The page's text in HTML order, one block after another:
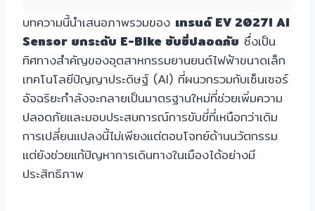
บทความนี้นำเสนอภาพรวมของ เทรนด์ EV 2027! AI
Sensor ยกระดับ E-Bike ขับขี่ปลอดภัย ซึ่งเป็น
ทิศทางสำคัญของอุตสาหกรรมยานยนต์ไฟฟ้าขนาดเล็ก
เทคโนโลยีปัญญาประดิษฐ์ (AI) ที่ผนวกรวมกับเซ็นเซอร์
อัจฉริยะกำลังจะกลายเป็นมาตรฐานใหม่ที่ช่วยเพิ่มความ
ปลอดภัยและมอบประสบการณ์การขับขี่ที่เหนือกว่าเดิม
การเปลี่ยนแปลงนี้ไม่เพียงแต่ตอบโจทย์ด้านนวัตกรรม
แต่ยังช่วยแก้ปัญหาการเดินทางในเมืองได้อย่างมี
ประสิทธิภาพ